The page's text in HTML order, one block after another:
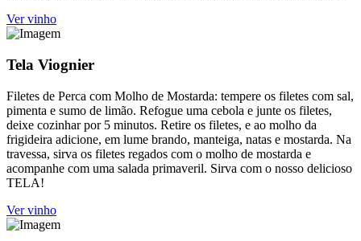
Ver vinho
Tela Viognier
Filetes de Perca com Molho de Mostarda: tempere os filetes com sal,
pimenta e sumo de limão. Refogue uma cebola e junte os filetes,
deixe cozinhar por 5 minutos. Retire os filetes, e ao molho da
frigideira adicione, em lume brando, manteiga, natas e mostarda. Na
travessa, sirva os filetes regados com o molho de mostarda e
acompanhe com uma salada primaveril. Sirva com o nosso delicioso
TELA!
Ver vinho